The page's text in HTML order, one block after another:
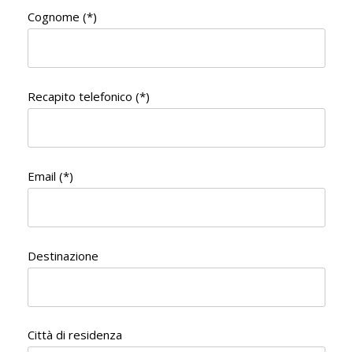
Cognome (*)
Recapito telefonico (*)
Email (*)
Destinazione
Città di residenza